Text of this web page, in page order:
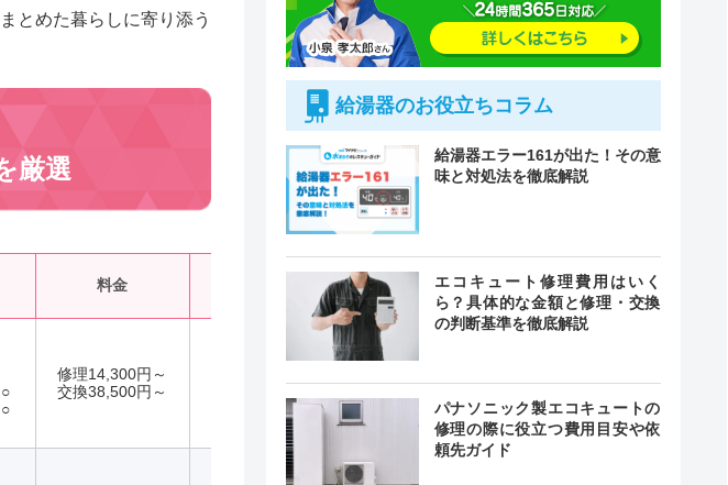
とめた暮らしに寄り添う
厳選
料金 緊急駆けつけ
修理14,300円～
交換38,500円～
最短20分
給湯器のお役立ちコラム
給湯器エラー161が出た！その意
味と対処法を徹底解説
エコキュート修理費用はいく
ら？具体的な金額と修理・交換
の判断基準を徹底解説
パナソニック製エコキュートの
修理の際に役立つ費用目安や依
頼先ガイド